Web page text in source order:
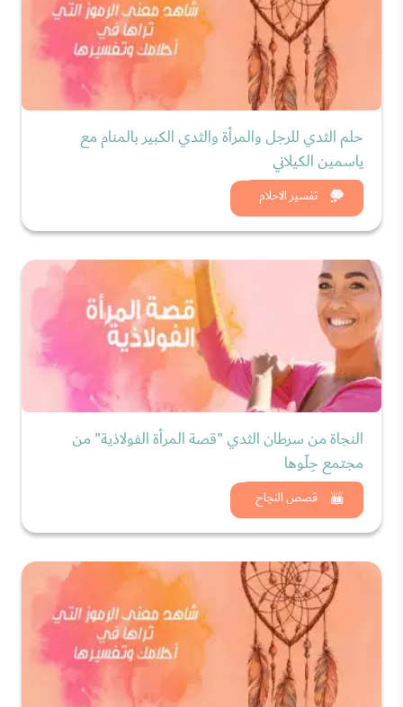
تفسير الاحلام
حلم الثدي للرجل والمرأة والثدي الكبير بالمنام مع
ياسمين الكيلاني
شاهد الان
قصص النجاح
النجاة من سرطان الثدي "قصة المرأة الفولاذية" من
مجتمع حِلّوها
شاهد الان